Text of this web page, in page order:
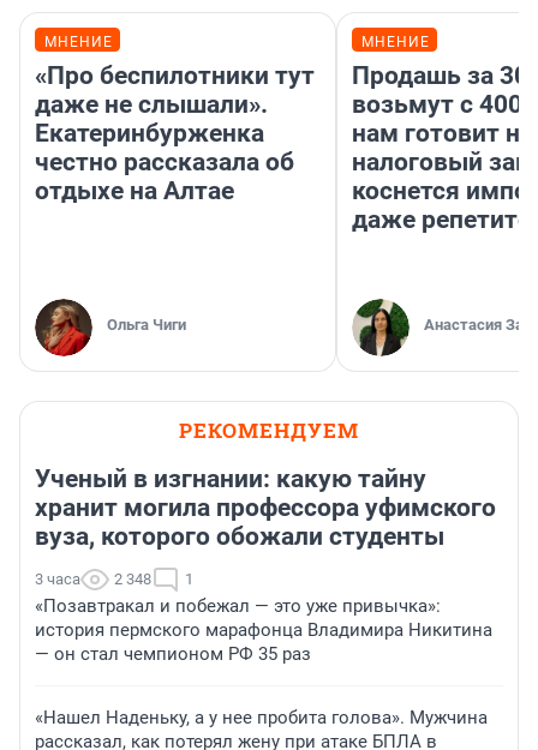
МНЕНИЕ
«Про беспилотники тут
даже не слышали».
Екатеринбурженка
честно рассказала об
отдыхе на Алтае
Ольга Чиги
МНЕНИЕ
Продашь за
возьмут с
нам готовит
налоговый
коснется
даже
Анастасия
РЕКОМЕНДУЕМ
Ученый в изгнании: какую тайну
хранит могила профессора уфимского
вуза, которого обожали студенты
3 часа 2 348 1
«Позавтракал и побежал — это уже привычка»:
история пермского марафонца Владимира Никитина
— он стал чемпионом РФ 35 раз
«Нашел Наденьку, а у нее пробита голова». Мужчина
рассказал, как потерял жену при атаке БПЛА в